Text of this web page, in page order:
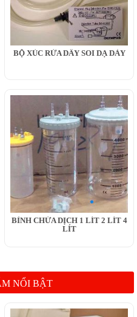
BỘ XÚC RỬA DÂY SOI DẠ DÀY
BÌNH CHỨA DỊCH 1 LÍT 2 LÍT 4
LÍT
NỔI BẬT